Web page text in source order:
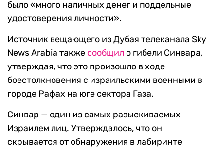
было «много наличных денег и поддельные
удостоверения личности».
Источник вещающего из Дубая телеканала Sky
News Arabia также сообщил о гибели Синвара,
утверждая, что это произошло в ходе
боестолкновения с израильскими военными в
городе Рафах на юге сектора Газа.
Синвар — один из самых разыскиваемых
Израилем лиц. Утверждалось, что он
скрывается от обнаружения в лабиринте